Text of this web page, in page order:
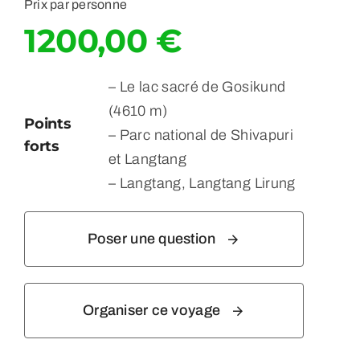
Prix par personne
1200,00 €
Points
forts
– Le lac sacré de Gosikund
(4610 m)
– Parc national de Shivapuri
et Langtang
– Langtang, Langtang Lirung
Poser une question
Organiser ce voyage